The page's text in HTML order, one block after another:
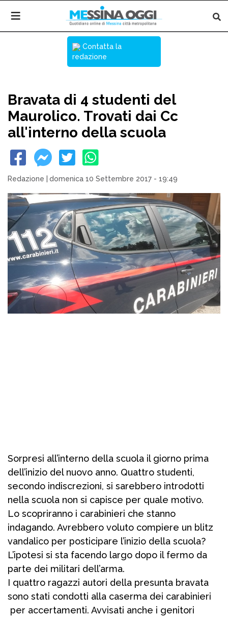
Contatta la
redazione
Bravata di 4 studenti del
Maurolico. Trovati dai Cc
all'interno della scuola
Redazione domenica 10 Settembre 2017 - 19:49
Sorpresi all’interno della scuola il giorno prima
dell’inizio del nuovo anno. Quattro studenti,
secondo indiscrezioni, si sarebbero introdotti
nella scuola non si capisce per quale motivo.
Lo scopriranno i carabinieri che stanno
indagando. Avrebbero voluto compiere un blitz
vandalico per posticipare l’inizio della scuola?
L’ipotesi si sta facendo largo dopo il fermo da
parte dei militari dell’arma.
I quattro ragazzi autori della presunta bravata
sono stati condotti alla caserma dei carabinieri
per accertamenti. Avvisati anche i genitori